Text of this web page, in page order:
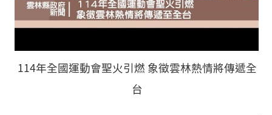
114年全國運動會聖火引燃 象徵雲林熱情將傳遞全
台